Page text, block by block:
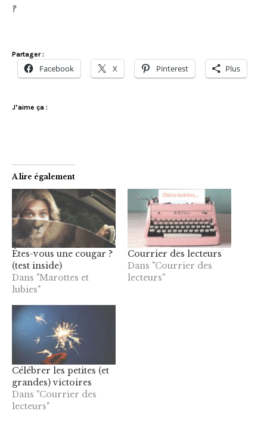
?
Partager :
Facebook X Pinterest Plus
J’aime ça :
A lire également
Êtes-vous une cougar ?
(test inside)
Dans "Marottes et
lubies"
Courrier des lecteurs
Dans "Courrier des
lecteurs"
Célébrer les petites (et
grandes) victoires
Dans "Courrier des
lecteurs"